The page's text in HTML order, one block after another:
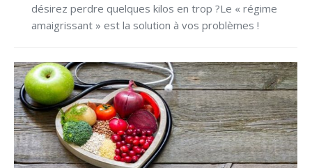
désirez perdre quelques kilos en trop ?Le « régime
amaigrissant » est la solution à vos problèmes !